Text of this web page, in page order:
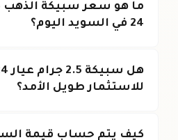
24 في السويد اليوم؟
للاستثمار طويل الأمد؟
كيف يتم حساب قيمة